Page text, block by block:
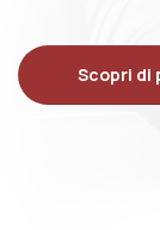
Scopri di